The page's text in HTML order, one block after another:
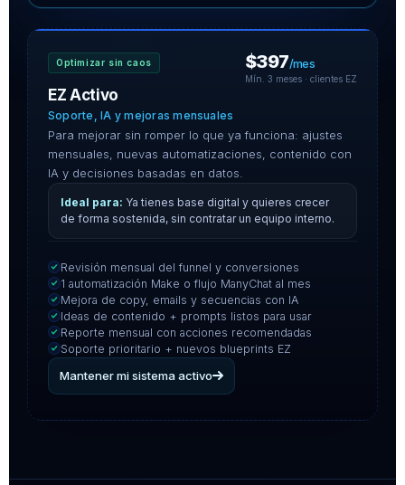
Optimizar sin caos $397/mes
Mín. 3 meses · clientes EZ
EZ Activo
Soporte, IA y mejoras mensuales
Para mejorar sin romper lo que ya funciona: ajustes
mensuales, nuevas automatizaciones, contenido con
IA y decisiones basadas en datos.
Ya tienes base digital y quieres crecer
de forma sostenida, sin contratar un equipo interno.
Revisión mensual del funnel y conversiones
1 automatización Make o flujo ManyChat al mes
Mejora de copy, emails y secuencias con IA
Ideas de contenido + prompts listos para usar
Reporte mensual con acciones recomendadas
Soporte prioritario + nuevos blueprints EZ
Mantener mi sistema activo